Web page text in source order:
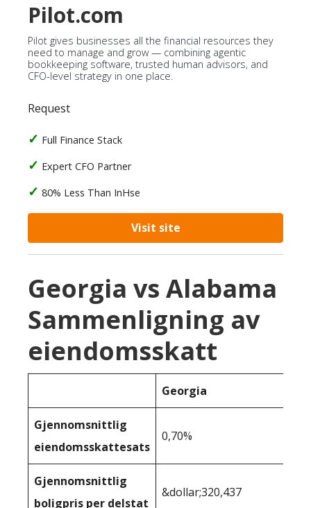
Pilot.com
Pilot gives businesses all the financial resources they
need to manage and grow — combining agentic
bookkeeping software, trusted human advisors, and
CFO-level strategy in one place.
Request
Full Finance Stack
Expert CFO Partner
80% Less Than InHse
Visit site
Georgia vs Alabama
Sammenligning av
eiendomsskatt
Georgia
Gjennomsnittlig
eiendomsskattesats
0,70%
Gjennomsnittlig
boligpris per delstat
&dollar;320,437